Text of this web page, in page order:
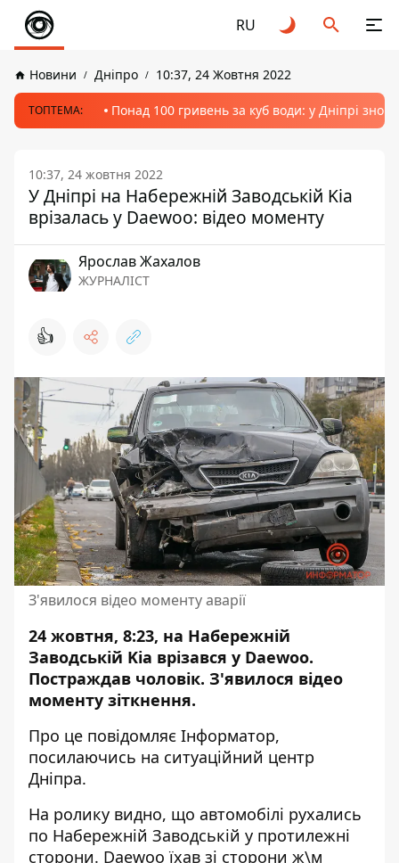
RU
Новини Дніпро 10:37, 24 Жовтня 2022
ТОПТЕМА: Понад 100 гривень за куб води: у Дніпрі
10:37, 24 жовтня 2022
У Дніпрі на Набережній Заводській Kia
врізалась у Daewoo: відео моменту
Ярослав Жахалов
ЖУРНАЛІСТ
👍
З'явилося відео моменту аварії
24 жовтня, 8:23, на Набережній
Заводській Kia врізався у Daewoo.
Постраждав чоловік. З'явилося відео
моменту зіткнення.
Про це повідомляє Інформатор,
посилаючись на ситуаційний центр
Дніпра.
На ролику видно, що автомобілі рухались
по Набережній Заводській у протилежні
сторони. Daewoo їхав зі сторони ж\м